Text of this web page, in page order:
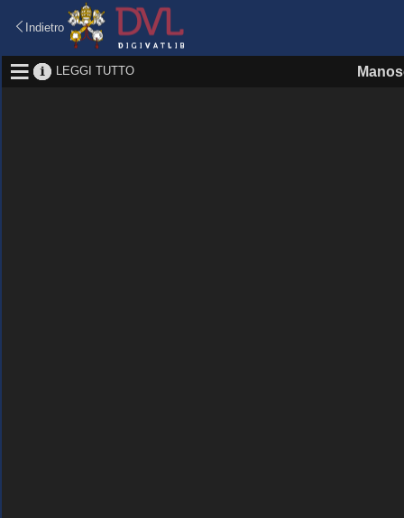
Indietro
LEGGI TUTTO